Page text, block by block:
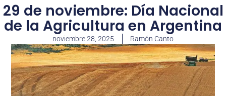
29 de noviembre: Día Nacional
de la Agricultura en Argentina
noviembre 28, 2025 Ramón Canto